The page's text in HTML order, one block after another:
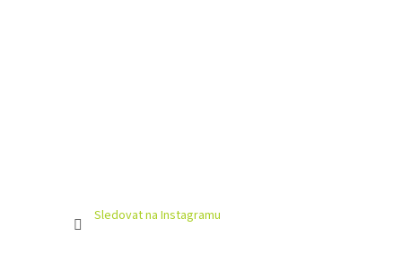
Sledovat na Instagramu